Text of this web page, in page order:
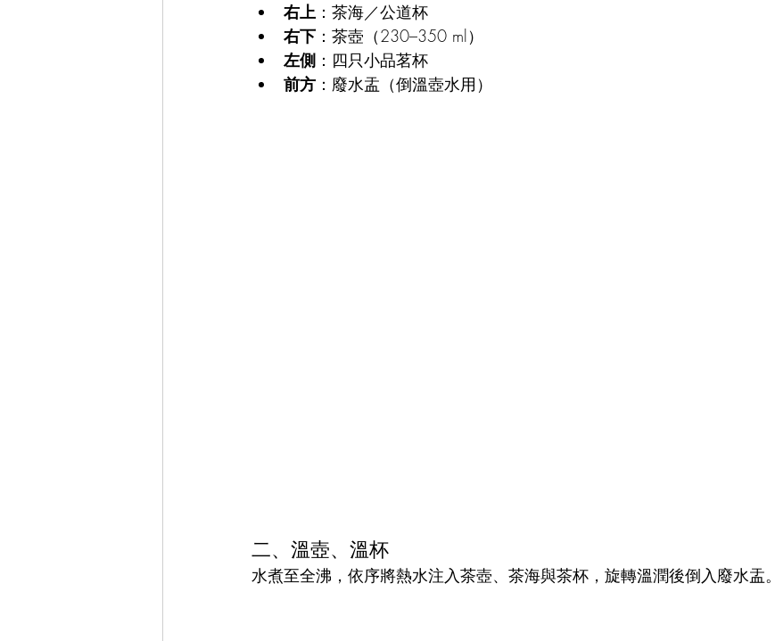
右上 ：茶海／公道杯
右下 ：茶壺（230–350 ml）
左側 ：四只小品茗杯
前方 ：廢水盂（倒溫壺水用）
二、溫壺、溫杯
水煮至全沸，依序將熱水注入茶壺、茶海與茶杯，旋轉溫潤後倒入廢水盂。